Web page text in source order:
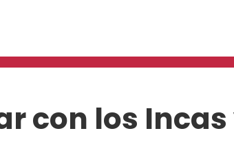
con los Incas